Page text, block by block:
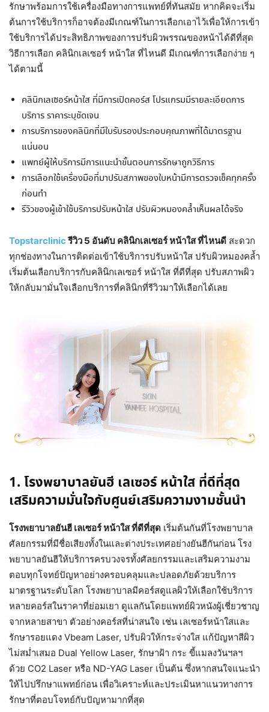
รักษาพร้อมการใช้เครื่องมือทางการแพทย์ที่ทันสมัย หากคิดจะเริ่ม
ต้นการใช้บริการก็อาจต้องมีเกณฑ์ในการเลือกเอาไว้เพื่อให้การเข้า
ใช้บริการได้ประสิทธิภาพของการปรับผิวพรรณของหน้าได้ดีที่สุด
วิธีการเลือก คลินิกเลเซอร์ หน้าใส ที่ไหนดี มีเกณฑ์การเลือกง่าย ๆ
ได้ตามนี้
คลินิกเลเซอร์หน้าใส ที่มีการเปิดคอร์ส โปรแกรมมีรายละเอียดการ
บริการ ราคาระบุชัดเจน
การบริการของคลินิกที่มีใบรับรองประกอบคุณภาพที่ได้มาตรฐาน
แน่นอน
แพทย์ผู้ให้บริการมีการแนะนำขั้นตอนการรักษาถูกวิธีการ
การเลือกใช้เครื่องมือที่มาปรับสภาพของใบหน้ามีการตรวจเช็คทุกครั้ง
ก่อนทำ
รีวิวของผู้เข้าใช้บริการปรับหน้าใส ปรับผิวหมองคล้ำเห็นผลได้จริง
Topstarclinic รีวิว 5 อันดับ คลินิกเลเซอร์ หน้าใส ที่ไหนดี สะดวก
ทุกช่องทางในการติดต่อเข้าใช้บริการปรับหน้าใส ปรับผิวหมองคล้ำ
เริ่มต้นเลือกบริการกับคลินิกเลเซอร์ หน้าใส ที่ดีที่สุด ปรับสภาพผิว
ให้กลับมามั่นใจเลือกบริการที่คลินิกที่รีวิวมาให้เลือกได้เลย
1. โรงพยาบาลยันฮี เลเซอร์ หน้าใส ที่ดีที่สุด
เสริมความมั่นใจกับศูนย์เสริมความงามชั้นนำ
โรงพยาบาลยันฮี เลเซอร์ หน้าใส ที่ดีที่สุด เริ่มต้นกันที่โรงพยาบาล
ศัลยกรรมที่มีชื่อเสียงทั้งในและต่างประเทศอย่างยันฮีกันก่อน โรง
พยาบาลยันฮีให้บริการครบวงจรทั้งศัลยกรรมและเสริมความงาม
ตอบทุกโจทย์ปัญหาอย่างครอบคลุมและปลอดภัยด้วยบริการ
มาตรฐานระดับโลก โรงพยาบาลมีคอร์สดูแลผิวให้เลือกใช้บริการ
หลายคอร์สในราคาที่ย่อมเยา ดูแลกันโดยแพทย์ผิวหนังผู้เชี่ยวชาญ
จากหลายสาขา ตัวอย่างคอร์สที่น่าสนใจ เช่น เลเซอร์หน้าใสและ
รักษารอยแดง Vbeam Laser, ปรับผิวให้กระจ่างใส แก้ปัญหาสีผิว
ไม่สม่ำเสมอ Dual Yellow Laser, รักษาฝ้า กระ ขี้แมลงวันฯลฯ
ด้วย CO2 Laser หรือ ND-YAG Laser เป็นต้น ซึ่งหากสนใจแนะนำ
ให้ไปปรึกษาแพทย์ก่อน เพื่อวิเคราะห์และประเมินหาแนวทางการ
รักษาที่ตอบโจทย์กับปัญหามากที่สุด